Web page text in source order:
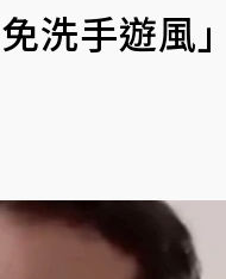
洗手遊風